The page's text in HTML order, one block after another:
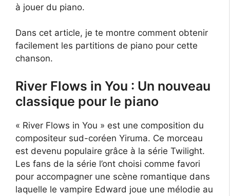
à jouer du piano.
Dans cet article, je te montre comment obtenir
facilement les partitions de piano pour cette
chanson.
River Flows in You : Un nouveau
classique pour le piano
« River Flows in You » est une composition du
compositeur sud-coréen Yiruma. Ce morceau
est devenu populaire grâce à la série Twilight.
Les fans de la série l’ont choisi comme favori
pour accompagner une scène romantique dans
laquelle le vampire Edward joue une mélodie au